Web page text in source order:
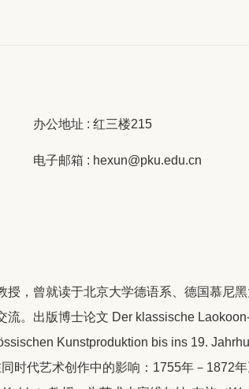
办公地址 : 红三楼215
电子邮箱 : hexun@pku.edu.cn
授，曾就读于北京大学德语系、德国慕尼
流。出版博士论文 Der klassische
Kunstproduktion bis ins 19.
时代艺术创作中的影响：1755年－1872